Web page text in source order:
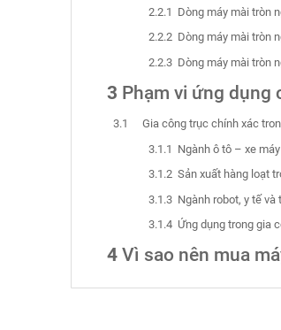
Dòng máy mài tròn
Dòng máy mài tròn
Dòng máy mài tròn
Phạm vi ứng dụng
Gia công trục chính xác
Ngành ô tô – xe
Sản xuất hàng loạt
Ngành robot, y tế
Ứng dụng trong gia
Vì sao nên mua